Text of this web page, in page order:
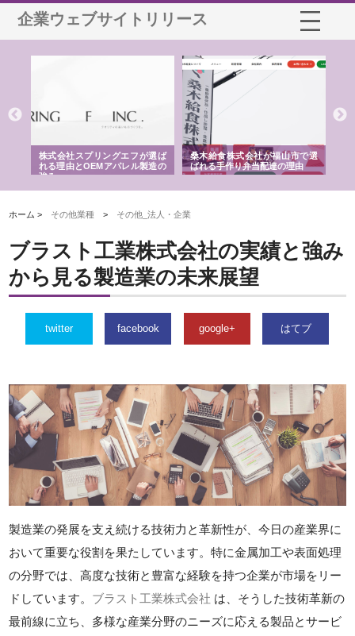
企業ウェブサイトリリース
株式会社スプリングエフが選ば
れる理由とOEMアパレル製造の
強み
桑木給食株式会社が福山市で選
ばれる手作り弁当配達の理由
ホーム > その他業種 > その他_法人・企業
ブラスト工業株式会社の実績と強み
から見る製造業の未来展望
twitter facebook google+ はてブ
製造業の発展を支え続ける技術力と革新性が、今日の産業界に
おいて重要な役割を果たしています。特に金属加工や表面処理
の分野では、高度な技術と豊富な経験を持つ企業が市場をリー
ドしています。 ブラスト工業株式会社 は、そうした技術革新の
最前線に立ち、多様な産業分野のニーズに応える製品とサービ